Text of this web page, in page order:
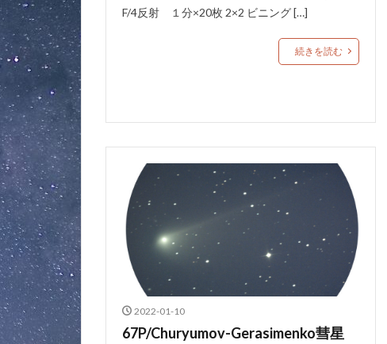
F/4反射 １分×20枚 2×2 ビニング […]
続きを読む
2022-01-10
67P/Churyumov-Gerasimenko彗星